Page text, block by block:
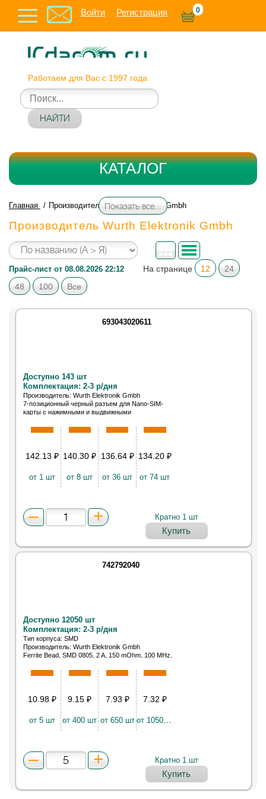
Войти Регистрация 0
Работаем для Вас с 1997 года
НАЙТИ
Главная Производитель Wurth Elektronik Gmbh
Производитель Wurth Elektronik Gmbh
Прайс-лист от 08.08.2026 22:12 На странице 12
24
48
100 Все
693043020611
Доступно 143 шт
Комплектация: 2-3 р/дня
Производитель: Wurth Elektronik Gmbh
7-позиционный черный разъем для Nano-SIM-
карты с нажимными и выдвижными
корпусом из никелированной стали.
142.13 ₽
от 1 шт
140.30₽
от 8 шт
136.64 ₽
от 36 шт
134.20 ₽
от 74 шт
Кратно 1 шт
Купить
742792040
Доступно 12050 шт
Комплектация: 2-3 р/дня
Тип корпуса: SMD
Производитель: Wurth Elektronik Gmbh
Ferrite Bead, SMD 0805, 2 A, 150 mOhm, 100 MHz,
10.98 ₽
от 5 шт
9.15₽
от 400 шт
7.93 ₽
от 650 шт
7.32 ₽
от 1050 шт
Кратно 1 шт
Купить
КАТАЛОГ
Показать все...